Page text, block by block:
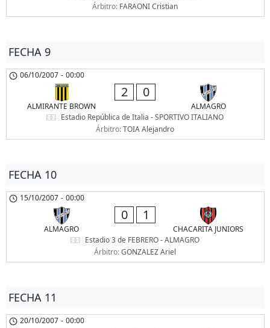
Árbitro: FARAONI Cristian
FECHA 9
06/10/2007 - 00:00
ALMIRANTE BROWN
2 0
ALMAGRO
Estadio República de Italia - SPORTIVO ITALIANO
Árbitro:TOIA Alejandro
FECHA 10
15/10/2007 - 00:00
ALMAGRO
0 1
CHACARITA JUNIORS
Estadio 3 de FEBRERO - ALMAGRO
Árbitro:GONZALEZ Ariel
FECHA 11
20/10/2007 - 00:00